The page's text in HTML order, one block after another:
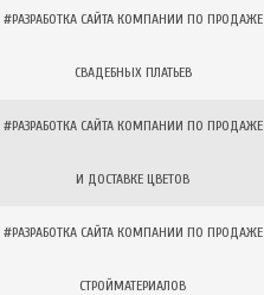
#РАЗРАБОТКА САЙТА КОМПАНИИ ПО ПРОДАЖЕ
СВАДЕБНЫХ ПЛАТЬЕВ
#РАЗРАБОТКА САЙТА КОМПАНИИ ПО ПРОДАЖЕ
И ДОСТАВКЕ ЦВЕТОВ
#РАЗРАБОТКА САЙТА КОМПАНИИ ПО ПРОДАЖЕ
СТРОЙМАТЕРИАЛОВ